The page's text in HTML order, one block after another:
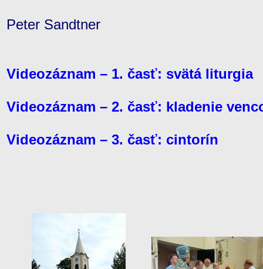
Peter Sandtner
Videozáznam – 1. časť: svätá liturgia
Videozáznam – 2. časť: kladenie
Videozáznam – 3. časť: cintorín